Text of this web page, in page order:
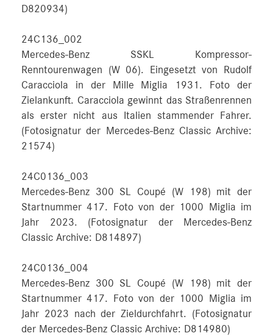
D820934)
24C136_002
Mercedes-Benz SSKL Kompressor-
Renntourenwagen (W 06). Eingesetzt von Rudolf
Caracciola in der Mille Miglia 1931. Foto der
Zielankunft. Caracciola gewinnt das Straßenrennen
als erster nicht aus Italien stammender Fahrer.
(Fotosignatur der Mercedes-Benz Classic Archive:
21574)
24C0136_003
Mercedes-Benz 300 SL Coupé (W 198) mit der
Startnummer 417. Foto von der 1000 Miglia im
Jahr 2023. (Fotosignatur der Mercedes-Benz
Classic Archive: D814897)
24C0136_004
Mercedes-Benz 300 SL Coupé (W 198) mit der
Startnummer 417. Foto von der 1000 Miglia im
Jahr 2023 nach der Zieldurchfahrt. (Fotosignatur
der Mercedes-Benz Classic Archive: D814980)